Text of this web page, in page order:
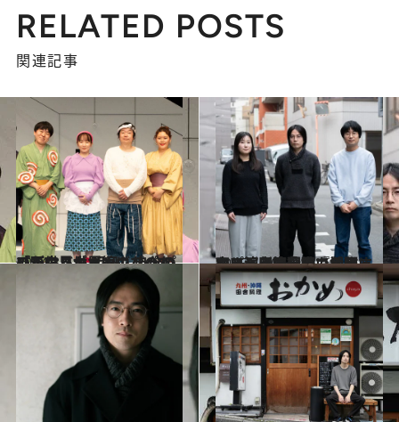
RELATED POSTS
関連記事
2024.3.7
「天才バカボンのパパなのだ」レポ 明日、自分のいる世界がバカボンの パパがいる世界線になっていたら
ライフスタイル 2025.4.10
いま演劇の現場で活躍するプレイヤーはカルチャーとどう接しているのか？ 玉田企画『地図にない』上演記念、劇作家・演出家鼎談
カルチャー